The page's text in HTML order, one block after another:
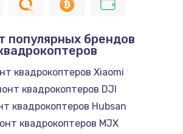
популярных брендов
квадрокоптеров Xiaomi
квадрокоптеров DJI
квадрокоптеров Hubsan
квадрокоптеров MJX